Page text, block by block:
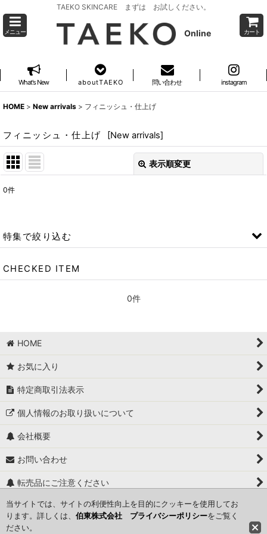
TAEKO SKINCARE まずは お試しください。
メニュー Online カート
What's New a b o u t T A E K O 問い合わせ instagram
HOME > New arrivals > フィニッシュ・仕上げ
フィニッシュ・仕上げ [New arrivals]
表示順変更
並び順:
0件
特集で絞り込む
洗顔・クレンジング
SPF・日焼け止め
フィニッシュ・仕上げ
SPECIAL SET
化粧水
Maternity skin care
Rich
Balance
CHECKED ITEM
0件
HOME
お気に入り
特定商取引法表示
個人情報のお取り扱いについて
会社概要
お問い合わせ
転売品にご注意ください
関連ページ一覧
当サイトでは、サイトの利便性向上を目的にクッキーを使用してお
ります。詳しくは、 伯東株式会社 プライバシーポリシーをご覧く
ださい。